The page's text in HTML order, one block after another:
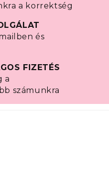
a korrektség
FIZETÉS
a
számunkra
mailben és